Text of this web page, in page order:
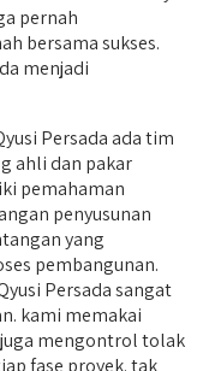
pernah
bersama sukses.
menjadi
Persada ada tim
ahli dan pakar
pemahaman
penyusunan
yang
pembangunan.
Persada sangat
kami memakai
mengontrol tolak
fase proyek. tak